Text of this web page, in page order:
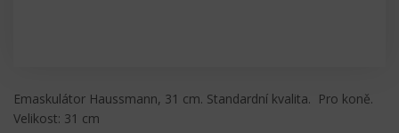
Emaskulátor Haussmann, 31 cm. Standardní kvalita. Pro koně.
Velikost: 31 cm